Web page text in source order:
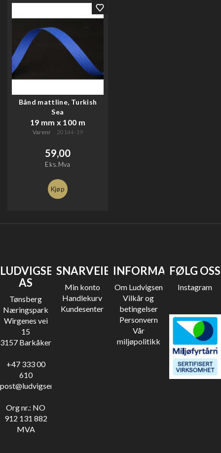
Bånd mattline, Turkish
Sea
19 mm x 100 m
Varenr 20144-19
59,00
Eks.Mva
Kjøp
LUDVIGSEN
AS
Tønsberg
Næringspark
Wirgenes vei
15
3157 Barkåker
+47 333 00
610
post@ludvigsen.no
Org nr.: NO
912 131 882
MVA
SNARVEIER
Min konto
Handlekurv
Kundesenter
INFORMASJON
Om Ludvigsen
Vilkår og
betingelser
Personvern
Vår
miljøpolitikk
FØLG OSS
Instagram